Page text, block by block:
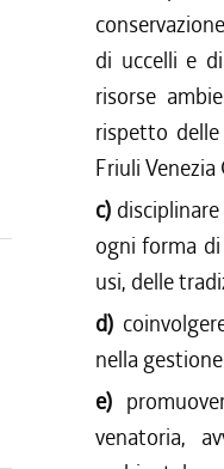
di uccelli e
risorse
rispetto
Friuli Venezia
c)
ogni forma
usi, delle
d)
nella
e)
venatoria,